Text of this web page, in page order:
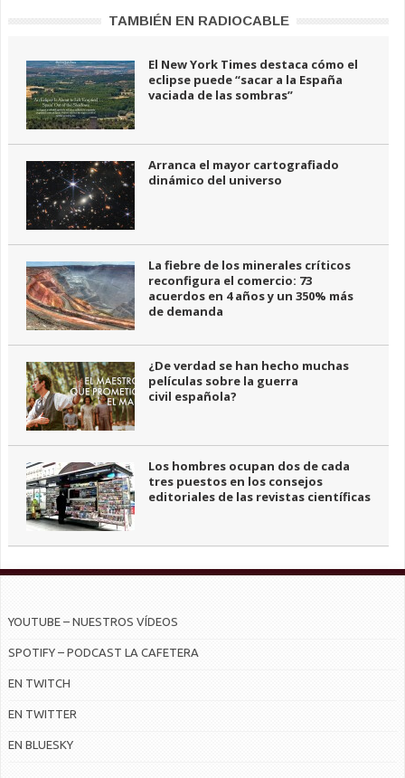
TAMBIÉN EN RADIOCABLE
El New York Times destaca cómo el
eclipse puede “sacar a la España
vaciada de las sombras”
Arranca el mayor cartografiado
dinámico del universo
La fiebre de los minerales críticos
reconfigura el comercio: 73
acuerdos en 4 años y un 350% más
de demanda
¿De verdad se han hecho muchas
películas sobre la guerra
civil española?
Los hombres ocupan dos de cada
tres puestos en los consejos
editoriales de las revistas científicas
YOUTUBE – NUESTROS VÍDEOS
SPOTIFY – PODCAST LA CAFETERA
EN TWITCH
EN TWITTER
EN BLUESKY